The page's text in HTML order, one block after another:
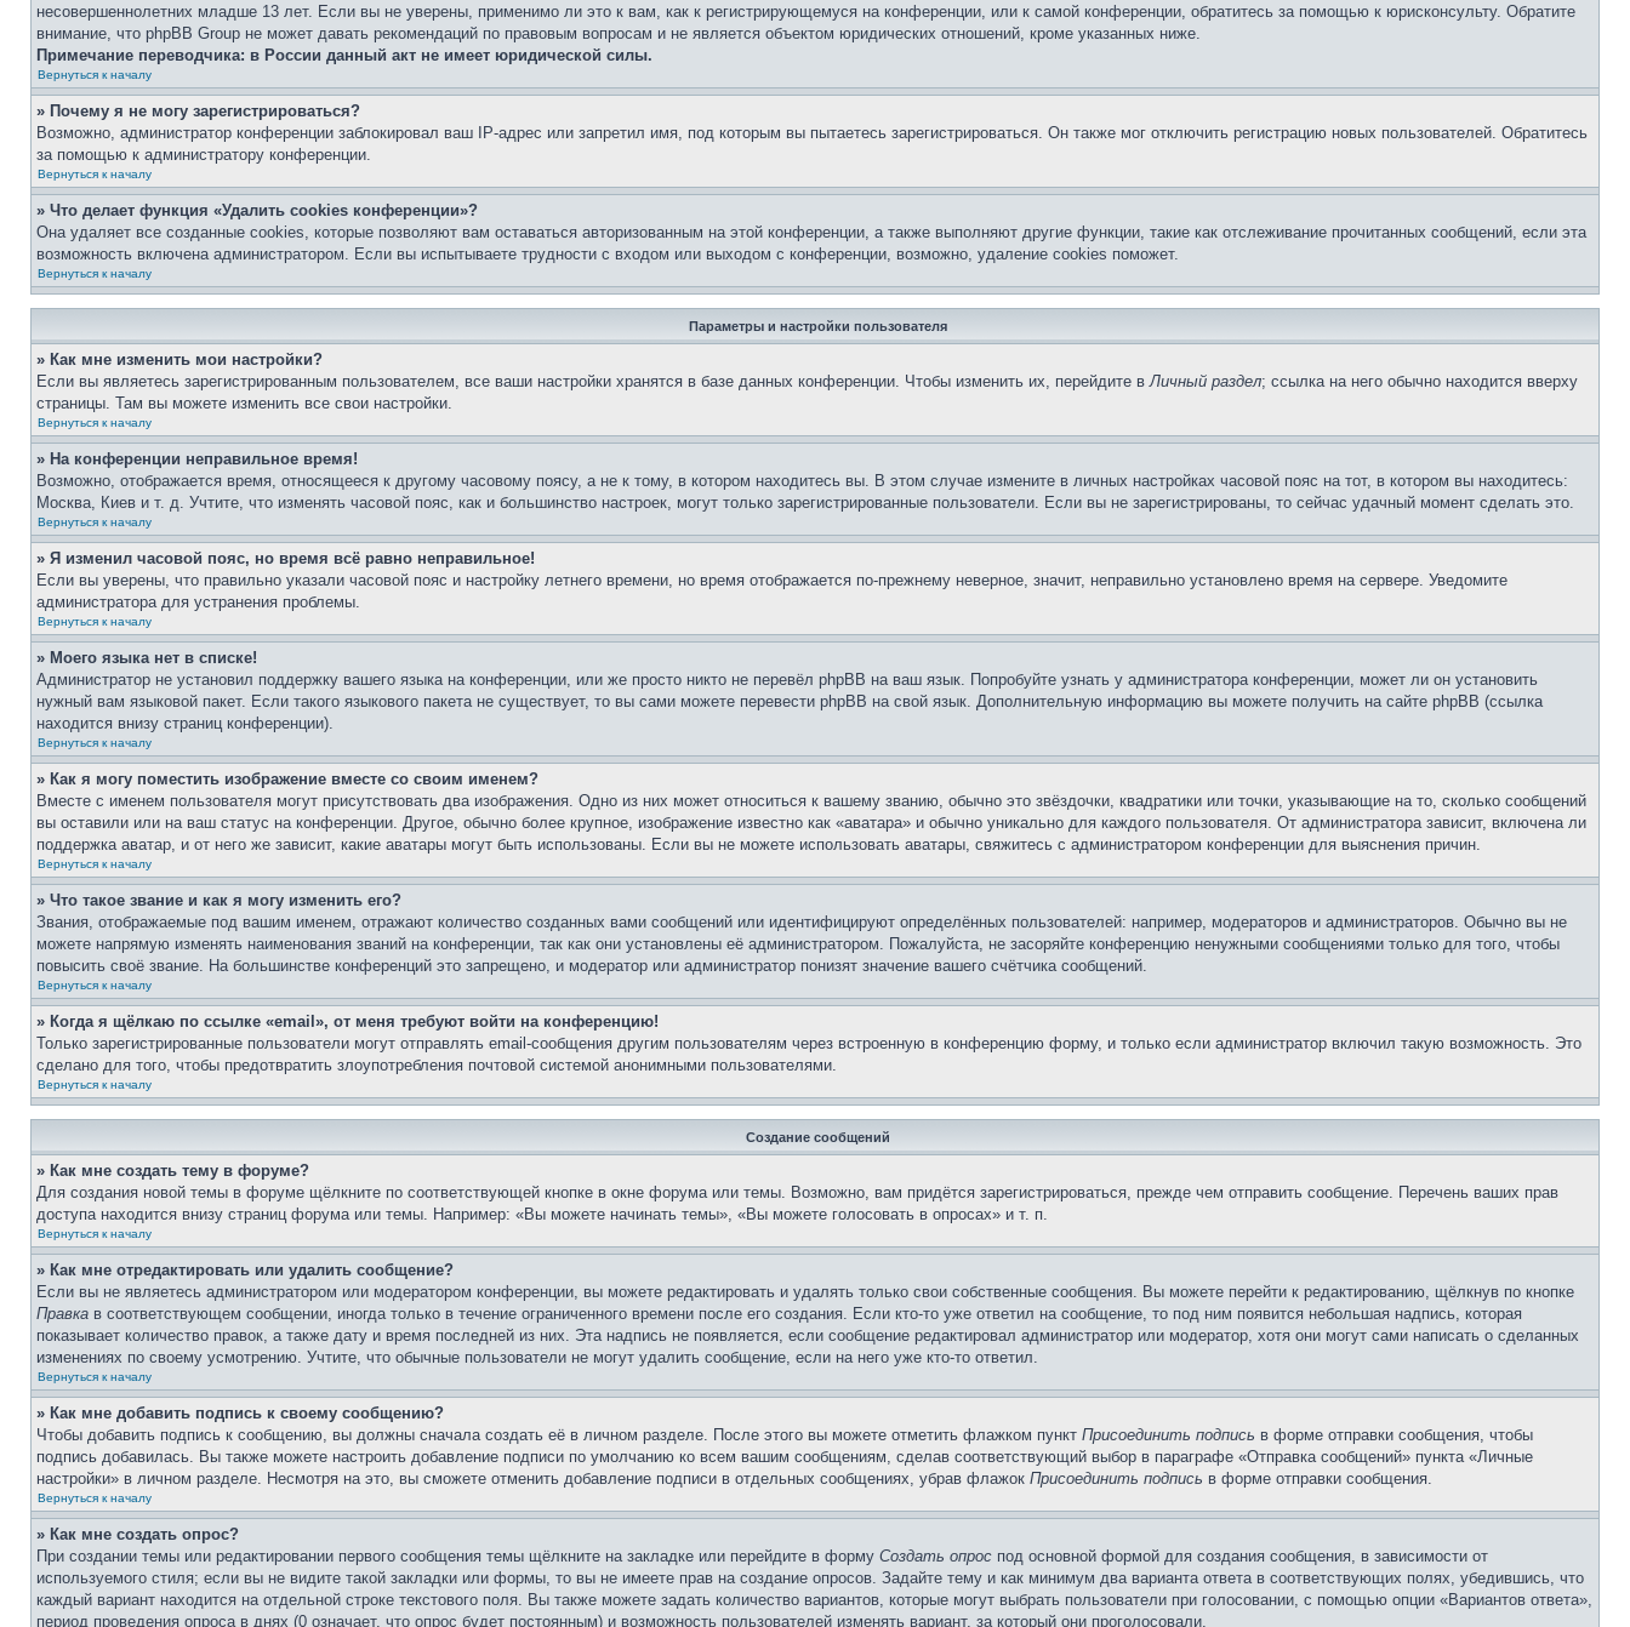
несовершеннолетних младше 13 лет. Если вы не уверены, применимо ли это к вам, как к регистрирующемуся на конференции, или к самой конференции, обратитесь за помощью к юрисконсульту. Обратите
внимание, что phpBB Group не может давать рекомендаций по правовым вопросам и не является объектом юридических отношений, кроме указанных ниже.
Примечание переводчика: в России данный акт не имеет юридической силы.
Вернуться к началу
» Почему я не могу зарегистрироваться?
Возможно, администратор конференции заблокировал ваш IP-адрес или запретил имя, под которым вы пытаетесь зарегистрироваться. Он также мог отключить регистрацию новых пользователей. Обратитесь
за помощью к администратору конференции.
Вернуться к началу
» Что делает функция «Удалить cookies конференции»?
Она удаляет все созданные cookies, которые позволяют вам оставаться авторизованным на этой конференции, а также выполняют другие функции, такие как отслеживание прочитанных сообщений, если эта
возможность включена администратором. Если вы испытываете трудности с входом или выходом с конференции, возможно, удаление cookies поможет.
Вернуться к началу
Параметры и настройки пользователя
» Как мне изменить мои настройки?
Если вы являетесь зарегистрированным пользователем, все ваши настройки хранятся в базе данных конференции. Чтобы изменить их, перейдите вЛичный раздел; ссылка на него обычно находится вверху
страницы. Там вы можете изменить все свои настройки.
Вернуться к началу
» На конференции неправильное время!
Возможно, отображается время, относящееся к другому часовому поясу, а не к тому, в котором находитесь вы. В этом случае измените в личных настройках часовой пояс на тот, в котором вы находитесь:
Москва, Киев и т. д. Учтите, что изменять часовой пояс, как и большинство настроек, могут только зарегистрированные пользователи. Если вы не зарегистрированы, то сейчас удачный момент сделать это.
Вернуться к началу
» Я изменил часовой пояс, но время всё равно неправильное!
Если вы уверены, что правильно указали часовой пояс и настройку летнего времени, но время отображается по-прежнему неверное, значит, неправильно установлено время на сервере. Уведомите
администратора для устранения проблемы.
Вернуться к началу
» Моего языка нет в списке!
Администратор не установил поддержку вашего языка на конференции, или же просто никто не перевёл phpBB на ваш язык. Попробуйте узнать у администратора конференции, может ли он установить
нужный вам языковой пакет. Если такого языкового пакета не существует, то вы сами можете перевести phpBB на свой язык. Дополнительную информацию вы можете получить на сайте phpBB (ссылка
находится внизу страниц конференции).
Вернуться к началу
» Как я могу поместить изображение вместе со своим именем?
Вместе с именем пользователя могут присутствовать два изображения. Одно из них может относиться к вашему званию, обычно это звёздочки, квадратики или точки, указывающие на то, сколько сообщений
вы оставили или на ваш статус на конференции. Другое, обычно более крупное, изображение известно как «аватара» и обычно уникально для каждого пользователя. От администратора зависит, включена ли
поддержка аватар, и от него же зависит, какие аватары могут быть использованы. Если вы не можете использовать аватары, свяжитесь с администратором конференции для выяснения причин.
Вернуться к началу
» Что такое звание и как я могу изменить его?
Звания, отображаемые под вашим именем, отражают количество созданных вами сообщений или идентифицируют определённых пользователей: например, модераторов и администраторов. Обычно вы не
можете напрямую изменять наименования званий на конференции, так как они установлены её администратором. Пожалуйста, не засоряйте конференцию ненужными сообщениями только для того, чтобы
повысить своё звание. На большинстве конференций это запрещено, и модератор или администратор понизят значение вашего счётчика сообщений.
Вернуться к началу
» Когда я щёлкаю по ссылке «email», от меня требуют войти на конференцию!
Только зарегистрированные пользователи могут отправлять email-сообщения другим пользователям через встроенную в конференцию форму, и только если администратор включил такую возможность. Это
сделано для того, чтобы предотвратить злоупотребления почтовой системой анонимными пользователями.
Вернуться к началу
Создание сообщений
» Как мне создать тему в форуме?
Для создания новой темы в форуме щёлкните по соответствующей кнопке в окне форума или темы. Возможно, вам придётся зарегистрироваться, прежде чем отправить сообщение. Перечень ваших прав
доступа находится внизу страниц форума или темы. Например: «Вы можете начинать темы», «Вы можете голосовать в опросах» и т. п.
Вернуться к началу
» Как мне отредактировать или удалить сообщение?
Если вы не являетесь администратором или модератором конференции, вы можете редактировать и удалять только свои собственные сообщения. Вы можете перейти к редактированию, щёлкнув по кнопке
Правка в соответствующем сообщении, иногда только в течение ограниченного времени после его создания. Если кто-то уже ответил на сообщение, то под ним появится небольшая надпись, которая
показывает количество правок, а также дату и время последней из них. Эта надпись не появляется, если сообщение редактировал администратор или модератор, хотя они могут сами написать о сделанных
изменениях по своему усмотрению. Учтите, что обычные пользователи не могут удалить сообщение, если на него уже кто-то ответил.
Вернуться к началу
» Как мне добавить подпись к своему сообщению?
Чтобы добавить подпись к сообщению, вы должны сначала создать её в личном разделе. После этого вы можете отметить флажком пункт Присоединить подпись в форме отправки сообщения, чтобы
подпись добавилась. Вы также можете настроить добавление подписи по умолчанию ко всем вашим сообщениям, сделав соответствующий выбор в параграфе «Отправка сообщений» пункта «Личные
настройки» в личном разделе. Несмотря на это, вы сможете отменить добавление подписи в отдельных сообщениях, убрав флажок Присоединить подпись в форме отправки сообщения.
Вернуться к началу
» Как мне создать опрос?
При создании темы или редактировании первого сообщения темы щёлкните на закладке или перейдите в форму Создать опрос под основной формой для создания сообщения, в зависимости от
используемого стиля; если вы не видите такой закладки или формы, то вы не имеете прав на создание опросов. Задайте тему и как минимум два варианта ответа в соответствующих полях, убедившись, что
каждый вариант находится на отдельной строке текстового поля. Вы также можете задать количество вариантов, которые могут выбрать пользователи при голосовании, с помощью опции «Вариантов ответа»,
период проведения опроса в днях (0 означает, что опрос будет постоянным) и возможность пользователей изменять вариант, за который они проголосовали.